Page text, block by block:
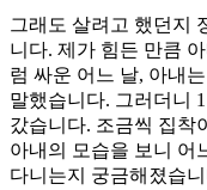
그래도 살려고 했던지
니다. 제가 힘든 만큼
럼 싸운 어느 날, 아내
말했습니다. 그러더니
갔습니다. 조금씩 집착
아내의 모습을 보니 어
다니는지 궁금해졌습